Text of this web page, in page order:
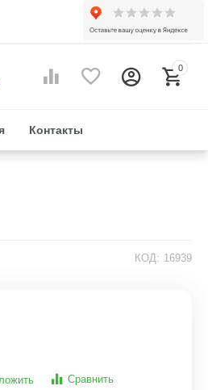
0
Контакты
КОД: 16939
Сравнить